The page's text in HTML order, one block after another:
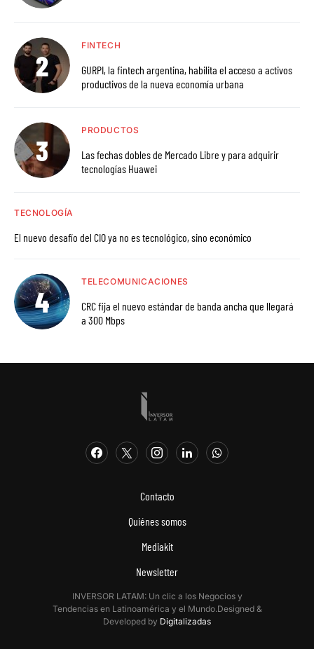
FINTECH
GURPI, la fintech argentina, habilita el acceso a activos
productivos de la nueva economía urbana
PRODUCTOS
Las fechas dobles de Mercado Libre y para adquirir
tecnologías Huawei
TECNOLOGÍA
El nuevo desafío del CIO ya no es tecnológico, sino económico
TELECOMUNICACIONES
CRC fija el nuevo estándar de banda ancha que llegará
a 300 Mbps
Contacto
Quiénes somos
Mediakit
Newsletter
INVERSOR LATAM: Un clic a los Negocios y
Tendencias en Latinoamérica y el Mundo.Designed &
Developed by Digitalizadas